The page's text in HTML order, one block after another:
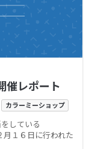
レポート
カラーミーショップ
している
１６日に行われた